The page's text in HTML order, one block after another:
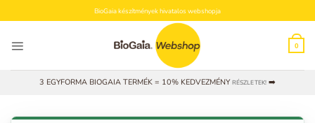
to
BioGaia készítmények hivatalos webshopja
0
3 EGYFORMA BIOGAIA TERMÉK = 10% KEDVEZMÉNYRÉSZLETEK! ➡️